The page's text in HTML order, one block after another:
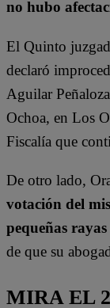
no hubo
El Quinto
declaró
Aguilar
Ochoa, en Los
Fiscalía que
De otro lado,
votación del
pequeñas
de que su
MIRA EL